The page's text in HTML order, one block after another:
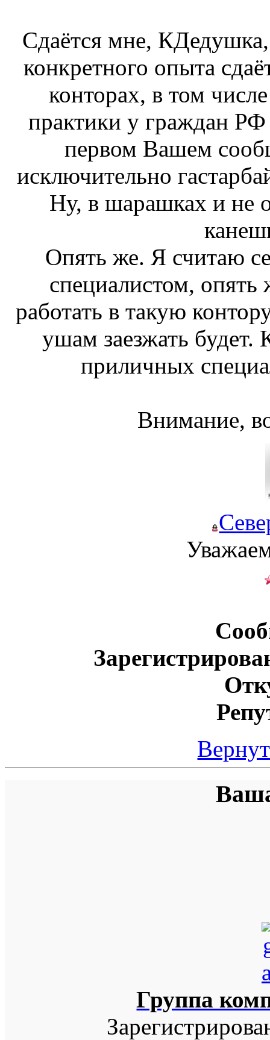
Сдаётся мне,
конкретного опыта
конторах, в том
практики у граждан
первом Вашем
исключительно
Ну, в шарашках и не
Опять же. Я считаю
специалистом,
работать в такую
ушам заезжать будет.
приличных
Внимание,
Группа